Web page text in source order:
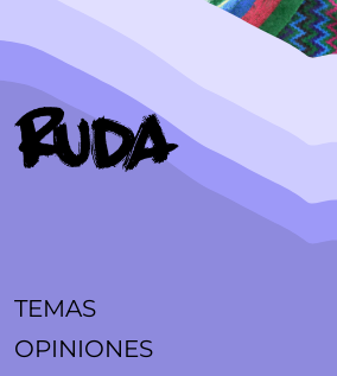
TEMAS
OPINIONES